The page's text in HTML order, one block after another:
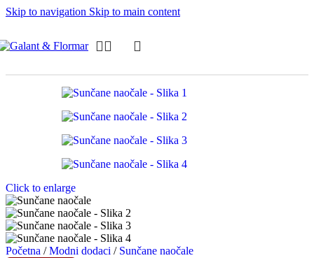
Skip to navigation Skip to main content
Click to enlarge
Početna / Modni dodaci / Sunčane naočale